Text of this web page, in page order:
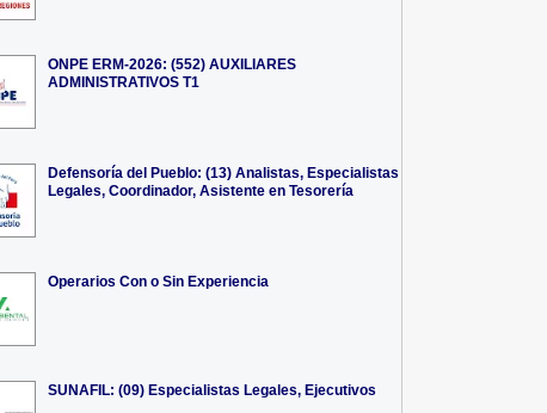
ONPE ERM-2026: (552) AUXILIARES
ADMINISTRATIVOS T1
Defensoría del Pueblo: (13) Analistas, Especialistas
Legales, Coordinador, Asistente en Tesorería
Operarios Con o Sin Experiencia
SUNAFIL: (09) Especialistas Legales, Ejecutivos